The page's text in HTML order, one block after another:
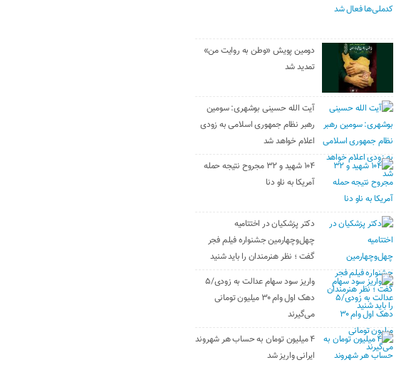
دومین پویش «وطن به روایت من»
تمدید شد
آیت الله حسینی بوشهری: سومین
رهبر نظام جمهوری اسلامی به زودی
اعلام خواهد شد
۱۰۴ شهید و ۳۲ مجروح نتیجه حمله
آمریکا به ناو دنا
دکتر پزشکیان در اختتامیه
چهل‌وچهارمین جشنواره فیلم فجر
گفت ؛ نظر هنرمندان را باید شنید
واریز سود سهام عدالت به زودی/۵
دهک اول وام ۳۰ میلیون تومانی
می‌گیرند
۴ میلیون تومان به حساب هر شهروند
ایرانی واریز شد